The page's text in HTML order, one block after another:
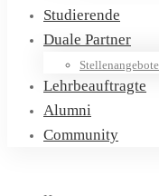
Studierende
Duale Partner
Stellenangebote
Lehrbeauftragte
Alumni
Community